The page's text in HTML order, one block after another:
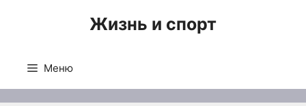
Жизнь и спорт
Меню